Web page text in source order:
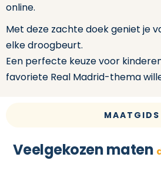
online.
Met deze zachte doek geniet je
elke droogbeurt.
Een perfecte keuze voor
favoriete Real Madrid-thema
MAATGIDS
Veelgekozen maten